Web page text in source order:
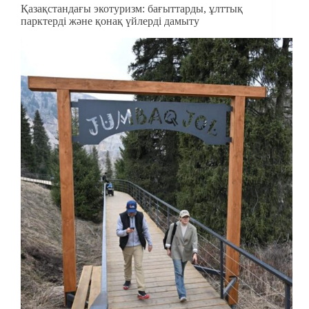
Қазақстандағы экотуризм: бағыттарды, ұлттық
парктерді және қонақ үйлерді дамыту